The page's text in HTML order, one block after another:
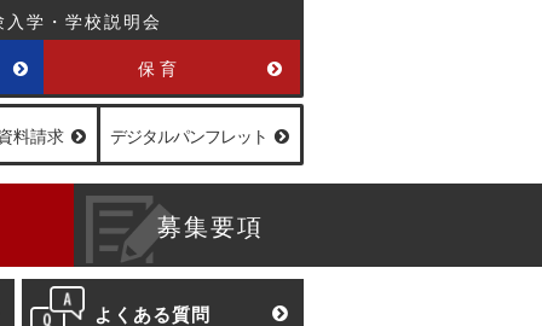
入学・学校説明会
保育
料請求 デジタルパンフレット
募集要項
よくある質問